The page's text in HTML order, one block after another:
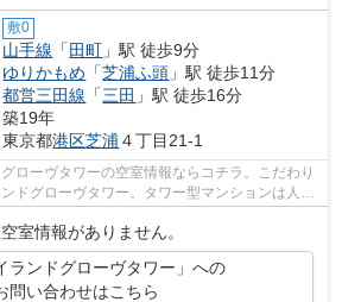
敷0
山手線 「 田町 」駅 徒歩9分
ゆりかもめ 「芝浦ふ頭 」駅 徒歩11分
都営三田線 「三田 」駅 徒歩16分
築19年
東京都港区芝浦 ４丁目21-1
ローヴタワーの空室情報ならコチラ。こだわり
ドグローヴタワー。タワー型マンションは人目
室情報がありません。
ランドグローヴタワー」への
問い合わせはこちら